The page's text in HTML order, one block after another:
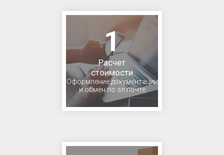
1
Расчет
стоимости
Оформление документации
и обмен по эл.почте